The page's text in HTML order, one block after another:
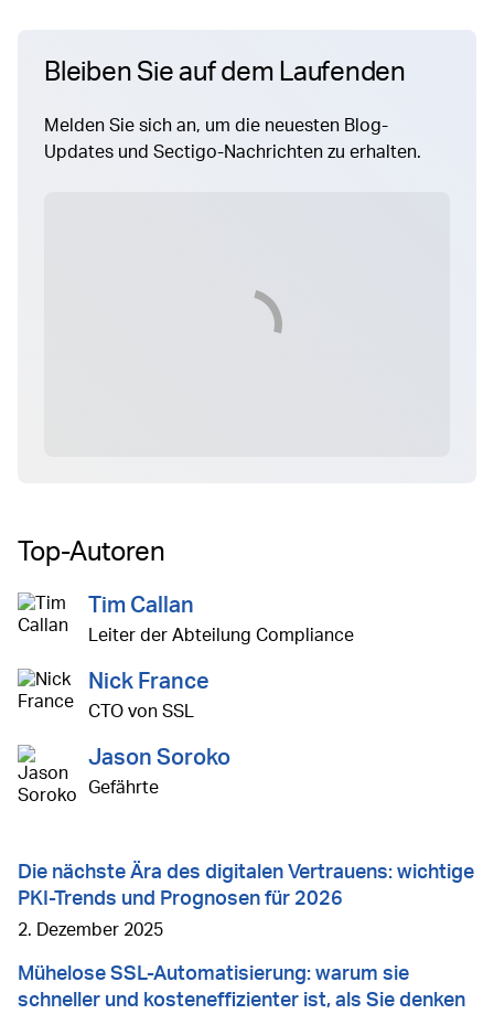
Bleiben Sie auf dem Laufenden
Melden Sie sich an, um die neuesten Blog-
Updates und Sectigo-Nachrichten zu erhalten.
Top-Autoren
Tim Callan
Leiter der Abteilung Compliance
Nick France
CTO von SSL
Jason Soroko
Gefährte
Die nächste Ära des digitalen Vertrauens: wichtige
PKI-Trends und Prognosen für 2026
2. Dezember 2025
Mühelose SSL-Automatisierung: warum sie
schneller und kosteneffizienter ist, als Sie denken